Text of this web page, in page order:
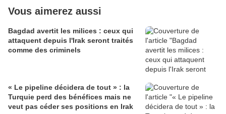
Vous aimerez aussi
Bagdad avertit les milices : ceux qui
attaquent depuis l'Irak seront traités
comme des criminels
« Le pipeline décidera de tout » : la
Turquie perd des bénéfices mais ne
veut pas céder ses positions en Irak